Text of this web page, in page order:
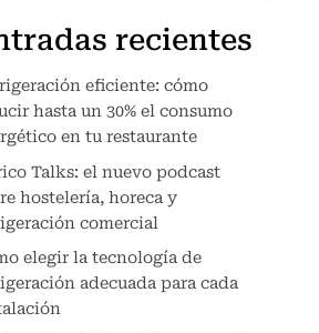
recientes
eficiente: cómo
hasta un 30% el consumo
en tu restaurante
Talks: el nuevo podcast
hostelería, horeca y
comercial
elegir la tecnología de
adecuada para cada